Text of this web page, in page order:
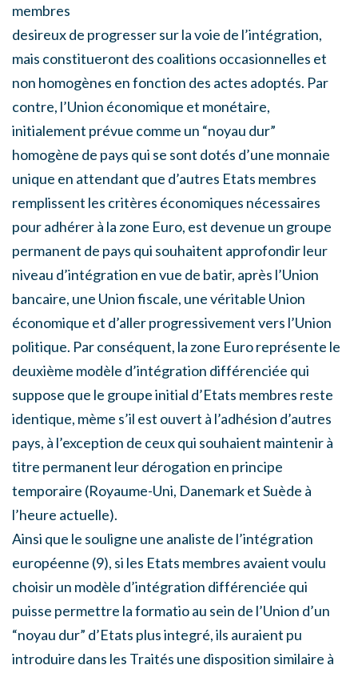
membres
desireux de progresser sur la voie de l’intégration,
mais constitueront des coalitions occasionnelles et
non homogènes en fonction des actes adoptés. Par
contre, l’Union économique et monétaire,
initialement prévue comme un “noyau dur”
homogène de pays qui se sont dotés d’une monnaie
unique en attendant que d’autres Etats membres
remplissent les critères économiques nécessaires
pour adhérer à la zone Euro, est devenue un groupe
permanent de pays qui souhaitent approfondir leur
niveau d’intégration en vue de batir, après l’Union
bancaire, une Union fiscale, une véritable Union
économique et d’aller progressivement vers l’Union
politique. Par conséquent, la zone Euro représente le
deuxième modèle d’intégration différenciée qui
suppose que le groupe initial d’Etats membres reste
identique, mème s’il est ouvert à l’adhésion d’autres
pays, à l’exception de ceux qui souhaient maintenir à
titre permanent leur dérogation en principe
temporaire (Royaume-Uni, Danemark et Suède à
l’heure actuelle).
Ainsi que le souligne une analiste de l’intégration
européenne (9), si les Etats membres avaient voulu
choisir un modèle d’intégration différenciée qui
puisse permettre la formatio au sein de l’Union d’un
“noyau dur” d’Etats plus integré, ils auraient pu
introduire dans les Traités une disposition similaire à